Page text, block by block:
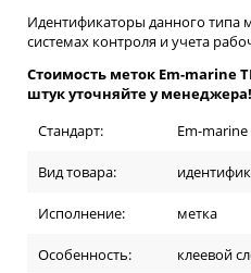
Идентификаторы данного типа
системах контроля и учета
Стоимость меток Em-marine
штук уточняйте у менеджера!
Стандарт:
Em-marine
Вид товара:
Исполнение: метка
Особенность: клеевой